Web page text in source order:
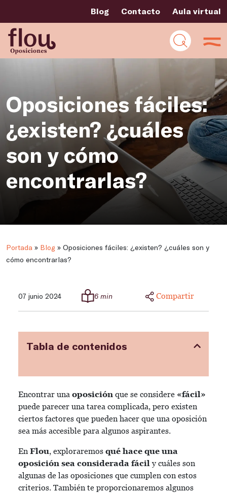
Blog Contacto Aula virtual
Oposiciones fáciles:
¿existen? ¿cuáles
son y cómo
encontrarlas?
Portada » Blog » Oposiciones fáciles: ¿existen? ¿cuáles son y
cómo encontrarlas?
07 junio 2024 6 min Compartir
Tabla de contenidos
Encontrar una oposición que se considere «fácil»
puede parecer una tarea complicada, pero existen
ciertos factores que pueden hacer que una oposición
sea más accesible para algunos aspirantes.
En Flou, exploraremos qué hace que una
oposición sea considerada fácily cuáles son
algunas de las oposiciones que cumplen con estos
criterios. También te proporcionaremos algunos